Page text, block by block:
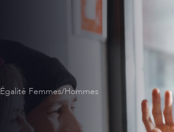
Égalité Femmes/Hommes